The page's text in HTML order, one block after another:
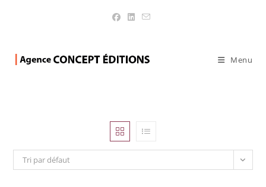
Menu
SAURAMPS MEDICAL
Tri par défaut